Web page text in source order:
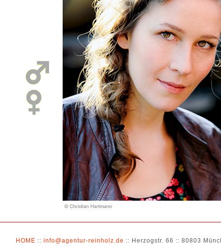
HOME :: info@agentur-reinholz.de :: Herzogstr. 66 :: 80803